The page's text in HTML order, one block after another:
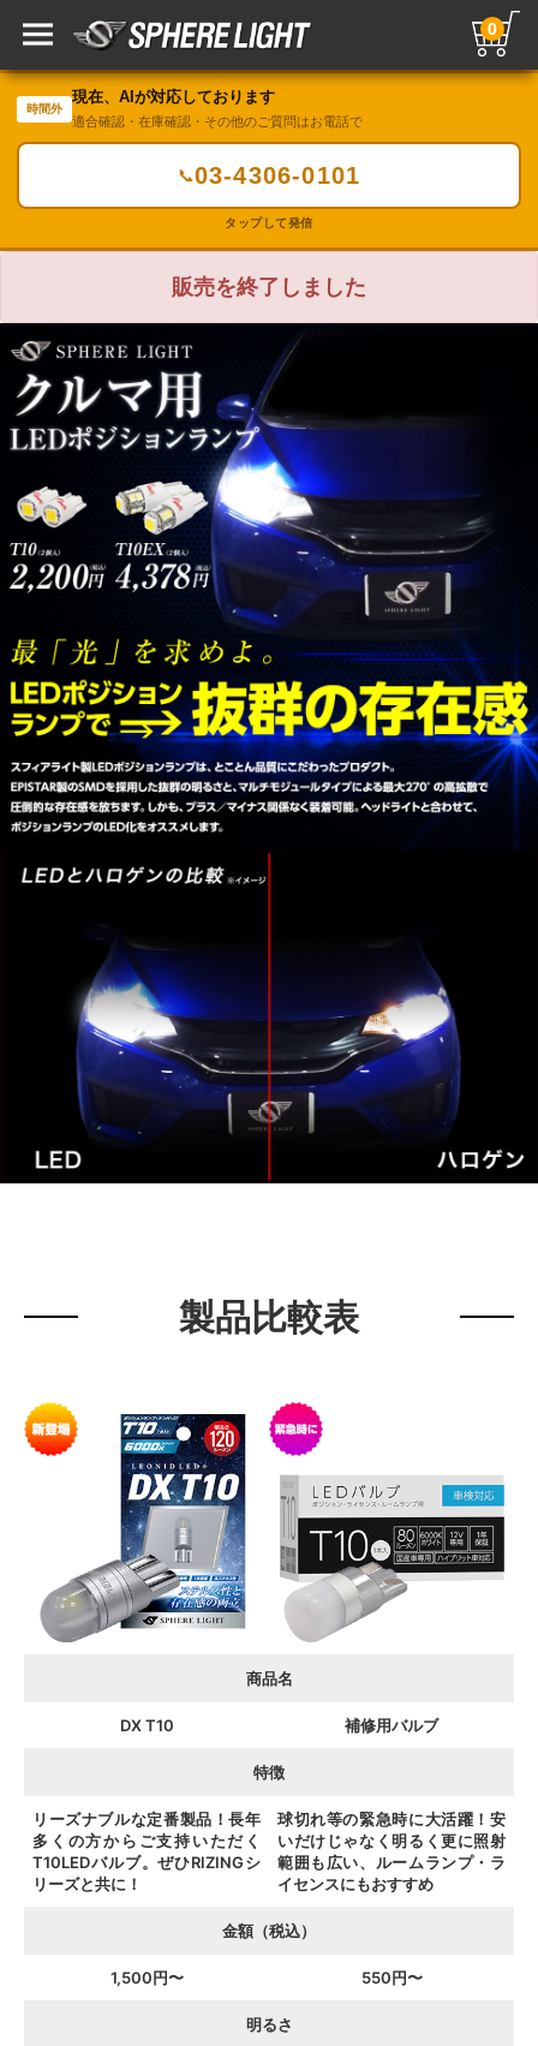
0
時間外
現在、AIが対応しております
適合確認・在庫確認・その他のご質問はお電話で
📞03-4306-0101
タップして発信
販売を終了しました
製品比較表
商品名
DX T10 補修用バルブ
特徴
リーズナブルな定番製品！長年
多くの方からご支持いただく
T10LEDバルブ。ぜひRIZINGシ
リーズと共に！
球切れ等の緊急時に大活躍！安
いだけじゃなく明るく更に照射
範囲も広い、ルームランプ・ラ
イセンスにもおすすめ
金額（税込）
1,500円〜 550円〜
明るさ